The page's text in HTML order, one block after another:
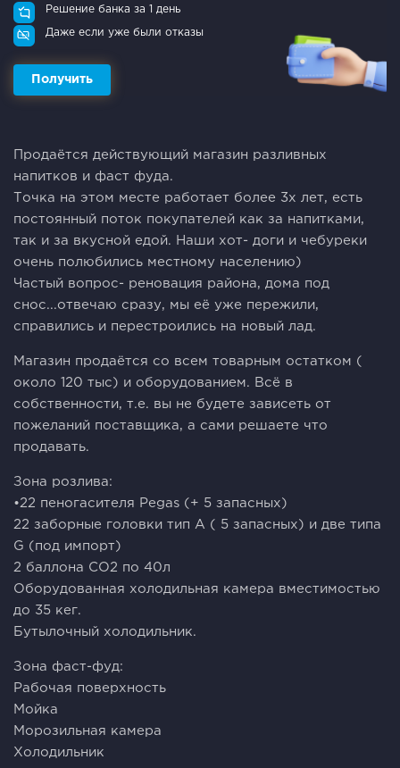
Решение банка за 1 день
Даже если уже были отказы
Получить
Продаётся действующий магазин разливных
напитков и фаст фуда.
Точка на этом месте работает более 3х лет, есть
постоянный поток покупателей как за напитками,
так и за вкусной едой. Наши хот- доги и чебуреки
очень полюбились местному населению)
Частый вопрос- реновация района, дома под
снос...отвечаю сразу, мы её уже пережили,
справились и перестроились на новый лад.
Магазин продаётся со всем товарным остатком (
около 120 тыс) и оборудованием. Всё в
собственности, т.е. вы не будете зависеть от
пожеланий поставщика, а сами решаете что
продавать.
Зона розлива:
•22 пеногасителя Pegas (+ 5 запасных)
22 заборные головки тип А ( 5 запасных) и двe типа
G (под импорт)
2 баллона СО2 по 40л
Оборудованная холодильная камера вместимостью
до 35 кег.
Бутылочный холодильник.
Зона фаст-фуд:
Рабочая поверхность
Мойка
Морозильная камера
Холодильник